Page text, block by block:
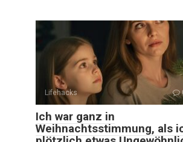
Lifehacks
Ich war ganz in
Weihnachtsstimmung, als